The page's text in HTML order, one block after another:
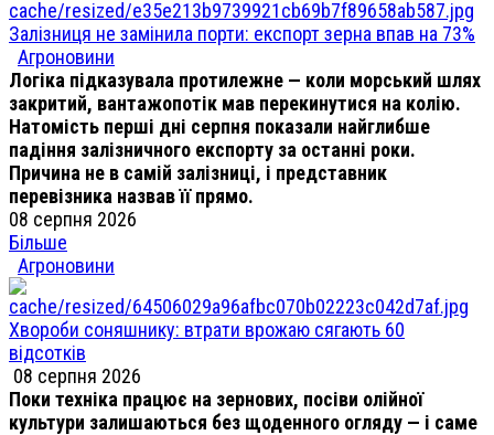
Залізниця не замінила порти: експорт зерна впав на 73%
Агроновини
Логіка підказувала протилежне — коли морський шлях
закритий, вантажопотік мав перекинутися на колію.
Натомість перші дні серпня показали найглибше
падіння залізничного експорту за останні роки.
Причина не в самій залізниці, і представник
перевізника назвав її прямо.
08 серпня 2026
Більше
Агроновини
Хвороби соняшнику: втрати врожаю сягають 60
відсотків
08 серпня 2026
Поки техніка працює на зернових, посіви олійної
культури залишаються без щоденного огляду — і саме